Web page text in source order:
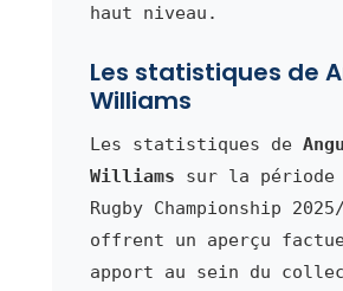
haut niveau.
Les statistiques de
Williams
Les statistiques de
Williams sur la période
Rugby Championship
offrent un aperçu
apport au sein du